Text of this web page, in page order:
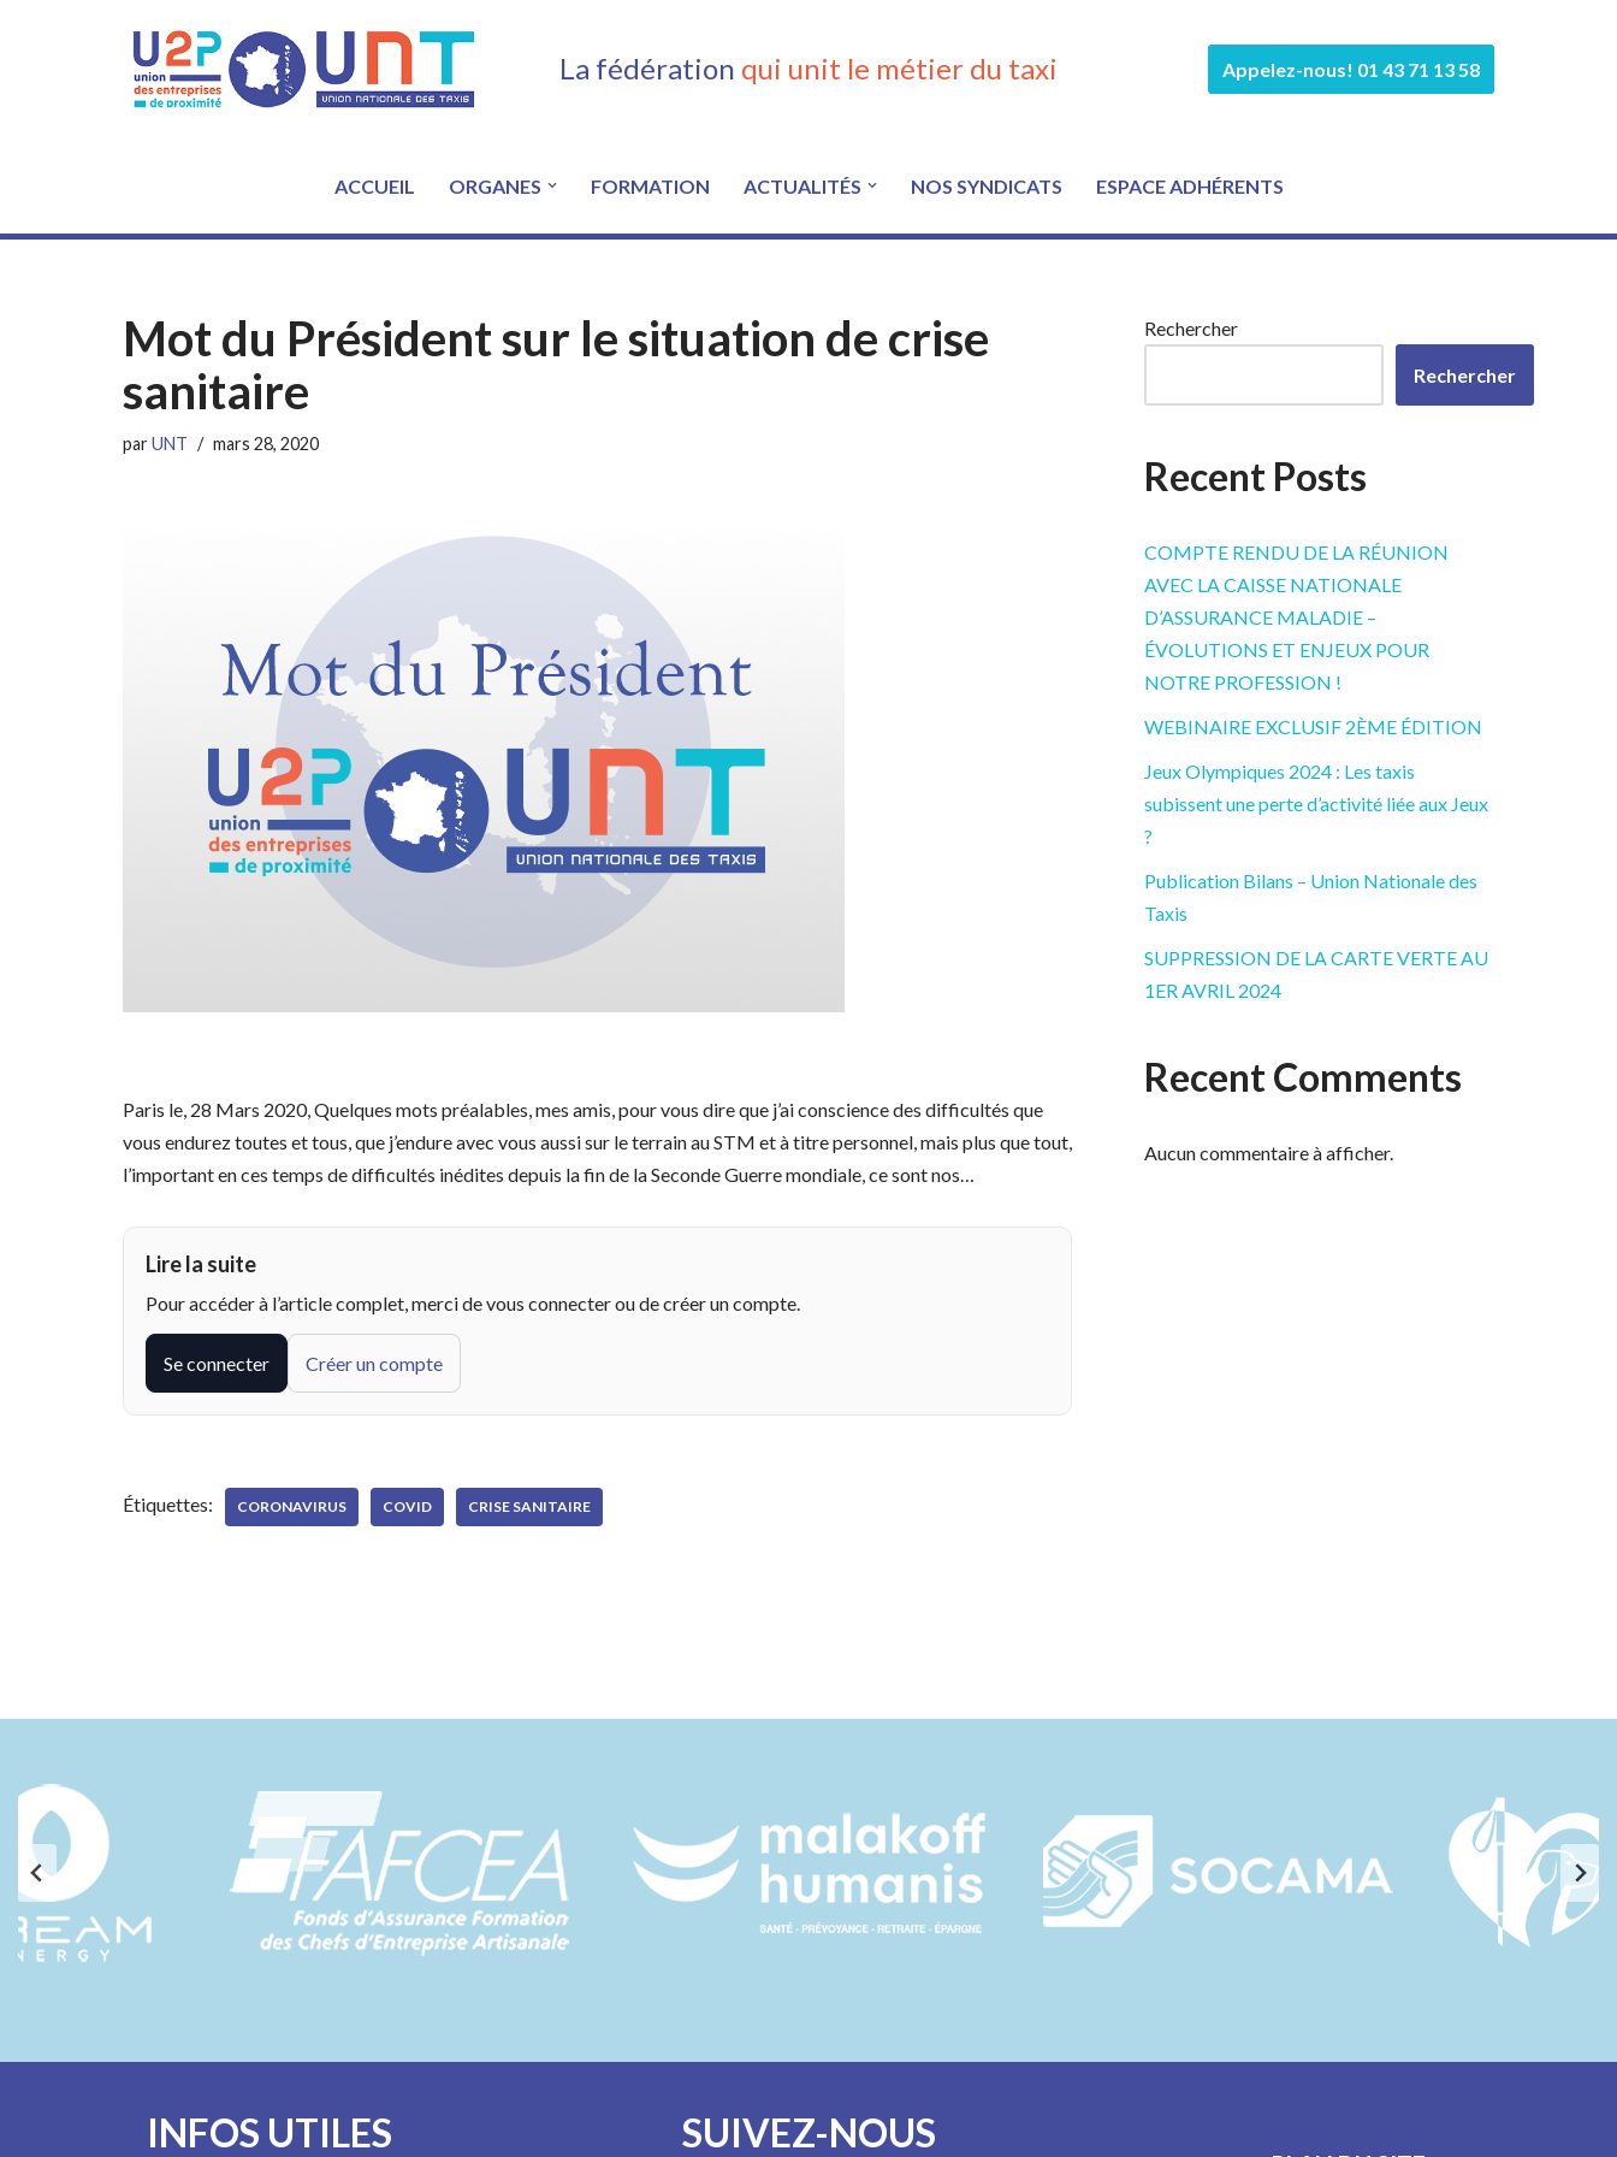
La fédération qui unit le métier du taxi Appelez-nous! 01 43 71 13 58
ACCUEIL ORGANES FORMATION ACTUALITÉS NOS SYNDICATS ESPACE ADHÉRENTS
Mot du Président sur le situation de crise
sanitaire
parUNT mars 28, 2020
Paris le, 28 Mars 2020, Quelques mots préalables, mes amis, pour vous dire que j’ai conscience des difficultés que
vous endurez toutes et tous, que j’endure avec vous aussi sur le terrain au STM et à titre personnel, mais plus que tout,
l’important en ces temps de difficultés inédites depuis la fin de la Seconde Guerre mondiale, ce sont nos…
Lire la suite
Pour accéder à l’article complet, merci de vous connecter ou de créer un compte.
Se connecter Créer un compte
Étiquettes: CORONAVIRUS COVID CRISE SANITAIRE
Rechercher
Rechercher
Recent Posts
COMPTE RENDU DE LA RÉUNION
AVEC LA CAISSE NATIONALE
D’ASSURANCE MALADIE –
ÉVOLUTIONS ET ENJEUX POUR
NOTRE PROFESSION !
WEBINAIRE EXCLUSIF 2ÈME ÉDITION
Jeux Olympiques 2024 : Les taxis
subissent une perte d’activité liée aux Jeux
?
Publication Bilans – Union Nationale des
Taxis
SUPPRESSION DE LA CARTE VERTE AU
1ER AVRIL 2024
Recent Comments
Aucun commentaire à afficher.
INFOS UTILES SUIVEZ-NOUS